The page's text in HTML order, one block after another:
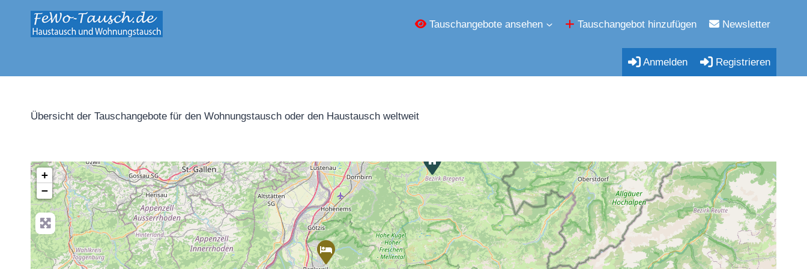
springen
Tauschangebote ansehen Tauschangebot hinzufügen Newsletter
Anmelden Registrieren
Übersicht der Tauschangebote für den Wohnungstausch oder den Haustausch weltweit
+
−